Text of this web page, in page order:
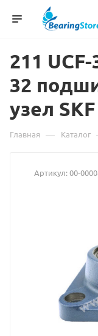
211
32
узел SKF
Главная — Каталог
Артикул:00-